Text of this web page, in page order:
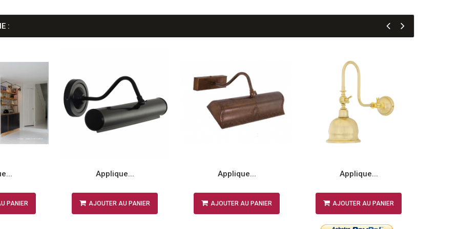
:
PANIER
Applique...
AJOUTER AU PANIER
Applique...
AJOUTER AU PANIER
Applique...
AJOUTER AU PANIER